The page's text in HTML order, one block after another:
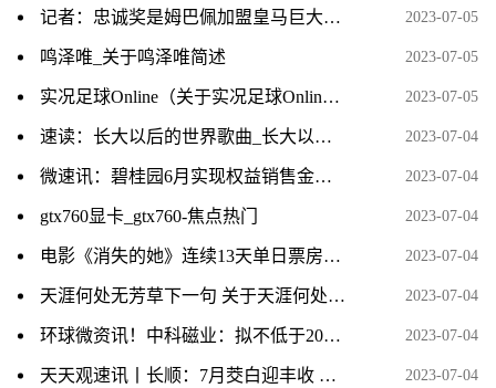
记者：忠诚奖是姆巴佩加盟皇马巨大阻碍 皇马不会付忠诚奖+宁愿等|世界热门 2023-07-05
鸣泽唯_关于鸣泽唯简述 2023-07-05
实况足球Online（关于实况足球Online介绍）|环球快讯 2023-07-05
速读：长大以后的世界歌曲_长大以后的世界 2023-07-04
微速讯：碧桂园6月实现权益销售金额160亿元 2023-07-04
gtx760显卡_gtx760-焦点热门 2023-07-04
电影《消失的她》连续13天单日票房破亿 每日信息 2023-07-04
天涯何处无芳草下一句 关于天涯何处无芳草下一句的介绍 热点在线 2023-07-04
环球微资讯！中科磁业：拟不低于20亿元投建高性能钕铁硼、节能电机磁瓦及粘结磁项目 2023-07-04
天天观速讯丨长顺：7月茭白迎丰收 探索种植新模式 2023-07-04